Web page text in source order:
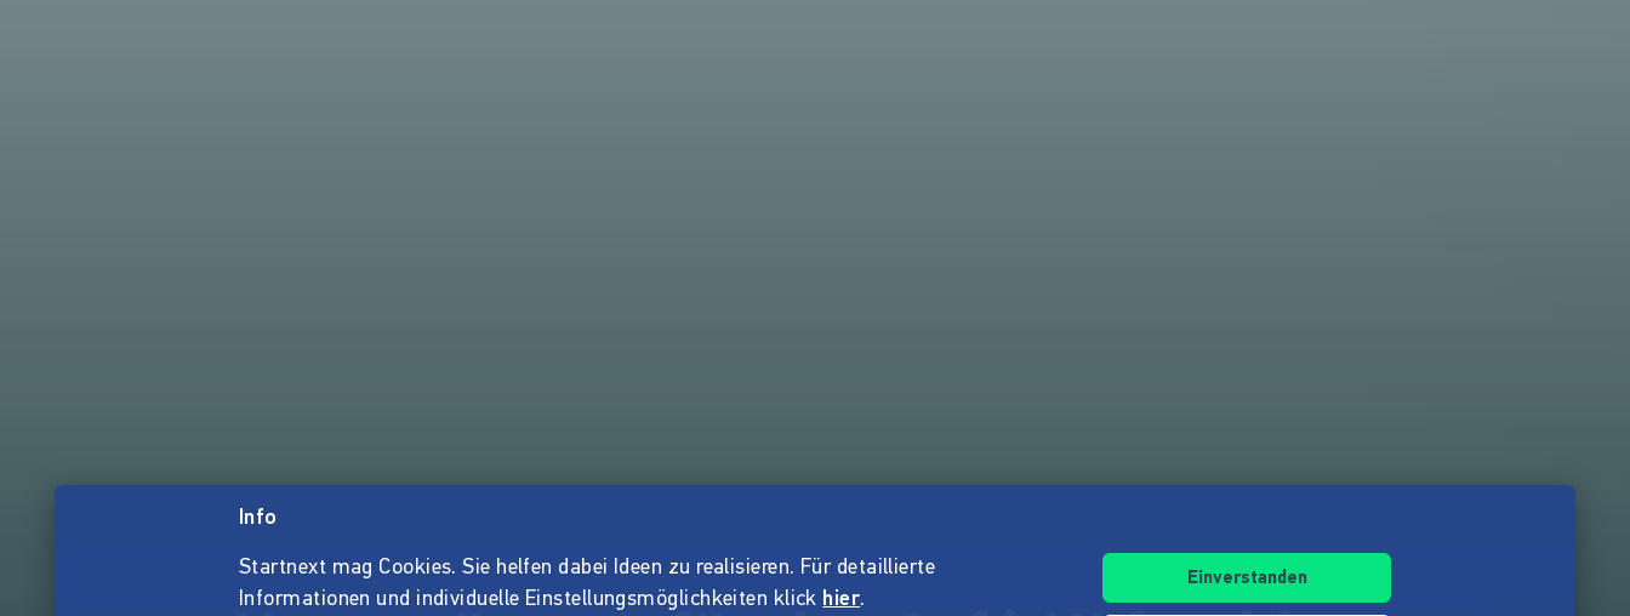
Info
Startnext mag Cookies. Sie helfen dabei Ideen zu realisieren. Für detaillierte
Informationen und individuelle Einstellungsmöglichkeiten klick hier.
Einverstanden